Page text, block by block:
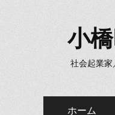
小
社会起業家
メホーム